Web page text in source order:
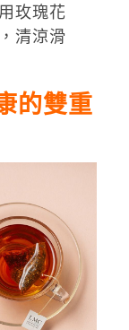
玫瑰花
清涼滑
的雙重